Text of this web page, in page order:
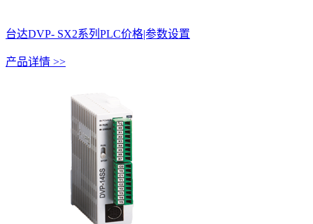
台达DVP- SX2系列PLC价格|参数设置
产品详情 >>